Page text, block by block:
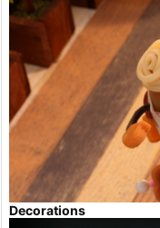
Decorations